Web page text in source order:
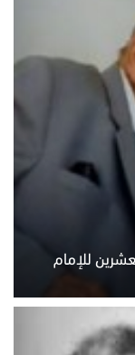
للإمام